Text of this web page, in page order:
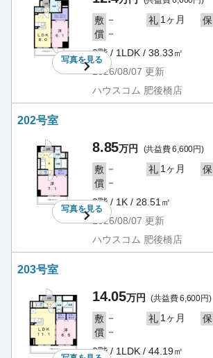
写真を見る
敷 － 礼 1ヶ月 保
償 －
2階 / 1LDK / 38.33㎡
2026/08/07 更新
ハウスコム 肥後橋店
202号室
写真を見る
8.85万円 (共益費 6,600円)
敷 － 礼 1ヶ月 保
償 －
2階 / 1K / 28.51㎡
2026/08/07 更新
ハウスコム 肥後橋店
203号室
14.05万円 (共益費 6,600円)
敷 － 礼 1ヶ月 保
償 －
2階 / 1LDK / 44.19㎡